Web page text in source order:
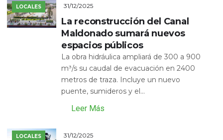
LOCALES 31/12/2025
La reconstrucción del Canal
Maldonado sumará nuevos
espacios públicos
La obra hidráulica ampliará de 300 a 900
m³/s su caudal de evacuación en 2400
metros de traza. Incluye un nuevo
puente, sumideros y el...
Leer Más
LOCALES 31/12/2025